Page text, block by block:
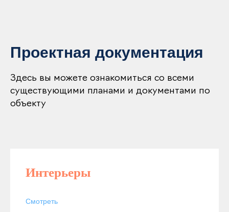
Проектная документация
Здесь вы можете ознакомиться со всеми
существующими планами и документами по
объекту
Интерьеры
Смотреть